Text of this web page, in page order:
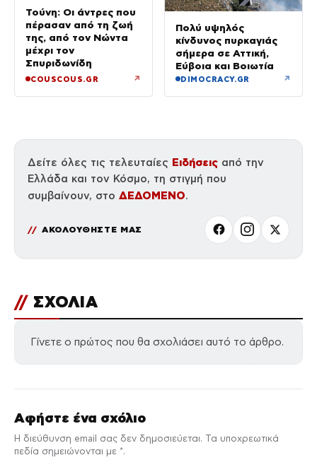
Τούνη: Οι άντρες που
πέρασαν από τη ζωή
της, από τον Νώντα
μέχρι τον
Σπυριδωνίδη
COUSCOUS.GR ↗
Πολύ υψηλός
κίνδυνος πυρκαγιάς
σήμερα σε Αττική,
Εύβοια και Βοιωτία
DIMOCRACY.GR ↗
Δείτε όλες τις τελευταίες Ειδήσεις από την
Ελλάδα και τον Κόσμο, τη στιγμή που
συμβαίνουν, στο ΔΕΔΟΜΕΝΟ.
ΑΚΟΛΟΥΘΗΣΤΕ ΜΑΣ
// ΣΧΟΛΙΑ
Γίνετε ο πρώτος που θα σχολιάσει αυτό το άρθρο.
Αφήστε ένα σχόλιο
Η διεύθυνση email σας δεν δημοσιεύεται. Τα υποχρεωτικά
πεδία σημειώνονται με *.